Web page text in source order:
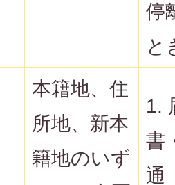
停
と
本籍地、住
所地、新本
籍地のいず
1.
書
通